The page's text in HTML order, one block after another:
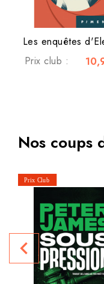
Les enquêtes
Prix club :
Nos coups
navigate_before